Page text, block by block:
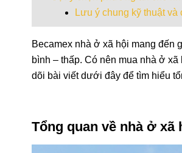
Lưu ý chung kỹ thuật và
Becamex nhà ở xã hội mang đến
bình – thấp. Có nên mua nhà ở
dõi bài viết dưới đây để tìm hiểu
Tổng quan về nhà ở xã